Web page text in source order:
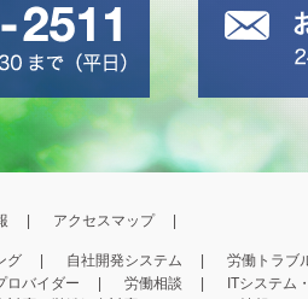
アクセスマップ
グ 自社開発システム 労働トラブ
ロバイダー 労働相談 ITシステム